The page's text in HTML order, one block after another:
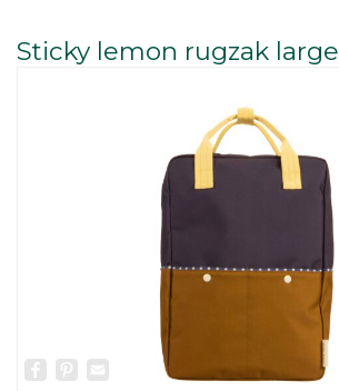
Sticky lemon rugzak large
Facebook
Pinterest